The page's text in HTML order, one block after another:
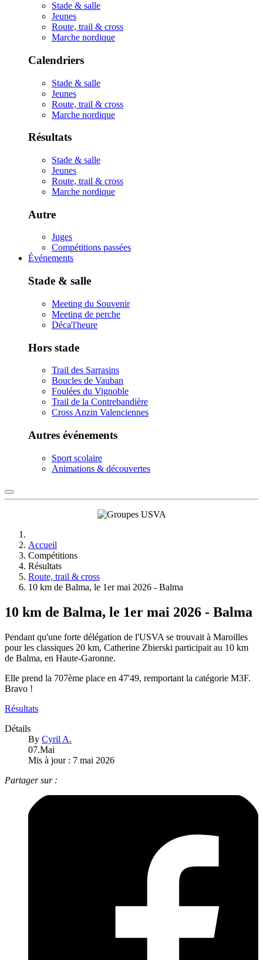
Stade & salle
Jeunes
Route, trail & cross
Marche nordique
Calendriers
Stade & salle
Jeunes
Route, trail & cross
Marche nordique
Résultats
Stade & salle
Jeunes
Route, trail & cross
Marche nordique
Autre
Juges
Compétitions passées
Événements
Stade & salle
Meeting du Souvenir
Meeting de perche
Déca'l'heure
Hors stade
Trail des Sarrasins
Boucles de Vauban
Foulées du Vignoble
Trail de la Contrebandière
Cross Anzin Valenciennes
Autres événements
Sport scolaire
Animations & découvertes
Accueil
Compétitions
Résultats
Route, trail & cross
10 km de Balma, le 1er mai 2026 - Balma
10 km de Balma, le 1er mai 2026 - Balma
Pendant qu'une forte délégation de l'USVA se trouvait à Maroilles
pour les classiques 20 km, Catherine Zbierski participait au 10 km
de Balma, en Haute-Garonne.
Elle prend la 707ème place en 47'49, remportant la catégorie M3F.
Bravo !
Résultats
Détails
By Cyril A.
07.Mai
Mis à jour : 7 mai 2026
Partager sur :